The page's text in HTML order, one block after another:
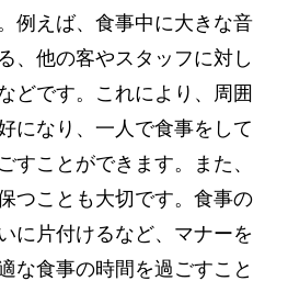
例えば、食事中に大きな音
、他の客やスタッフに対し
どです。これにより、周囲
になり、一人で食事をして
すことができます。また、
つことも大切です。食事の
に片付けるなど、マナーを
な食事の時間を過ごすこと